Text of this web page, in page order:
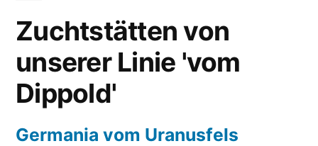
Zuchtstätten von
unserer Linie 'vom
Dippold'
Germania vom Uranusfels